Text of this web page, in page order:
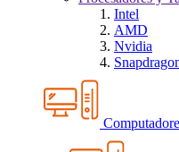
Intel
AMD
Nvidia